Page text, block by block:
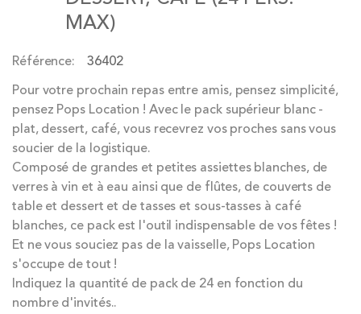
MAX)
Référence
36402
Pour votre prochain repas entre amis, pensez simplicité,
pensez Pops Location ! Avec le pack supérieur blanc -
plat, dessert, café, vous recevrez vos proches sans vous
soucier de la logistique.
Composé de grandes et petites assiettes blanches, de
verres à vin et à eau ainsi que de flûtes, de couverts de
table et dessert et de tasses et sous-tasses à café
blanches, ce pack est l'outil indispensable de vos fêtes !
Et ne vous souciez pas de la vaisselle, Pops Location
s'occupe de tout !
Indiquez la quantité de pack de 24 en fonction du
nombre d'invités..